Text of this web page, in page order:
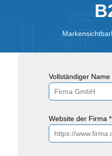
Vollständiger
Website der Firma *